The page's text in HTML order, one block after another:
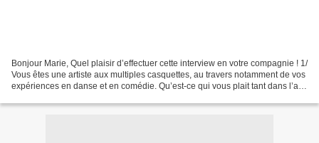
Bonjour Marie, Quel plaisir d’effectuer cette interview en votre compagnie ! 1/
Vous êtes une artiste aux multiples casquettes, au travers notamment de vos
expériences en danse et en comédie. Qu’est-ce qui vous plait tant dans l’art